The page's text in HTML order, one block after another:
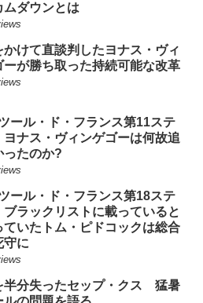
ムダウンとは
かけて直談判したヨナス・ヴィ
ーが勝ち取った持続可能な改革
ール・ド・フランス第11ステ
ナス・ヴィンゲゴーは何故追
ったのか?
ール・ド・フランス第18ステ
ラックリストに載っていると
ていたトム・ピドコックは総合
守に
半分失ったセップ・クス 猛暑